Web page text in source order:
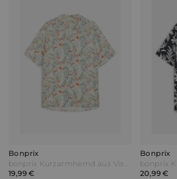
Bonprix
bonprix Kurzarmhemd aus Viskose in Regular Fit Beige
19,99 €
Bonprix
20,99 €